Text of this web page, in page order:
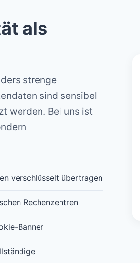
als
strenge
sind sensibel
werden. Bei uns ist
verschlüsselt übertragen
Rechenzentren
Banner